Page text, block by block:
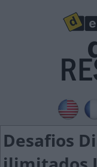
Desafios